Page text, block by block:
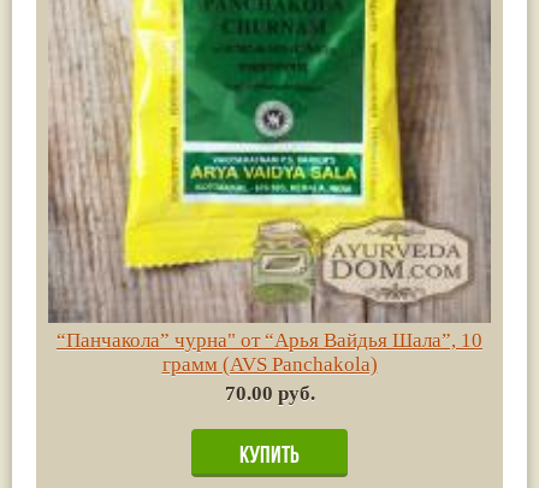
“Панчакола” чурна" от “Арья Вайдья Шала”, 10
грамм (AVS Panchakola)
70.00 руб.